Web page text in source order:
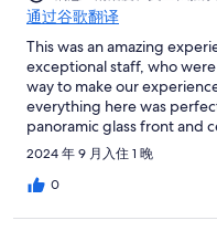
通过谷歌翻译
This was an amazing
exceptional staff, who
way to make our
everything here was
panoramic glass front and
view of the sea and the
wasn't. There was a state
furnished and functional
2024 年 9 月入住 1 晚
0